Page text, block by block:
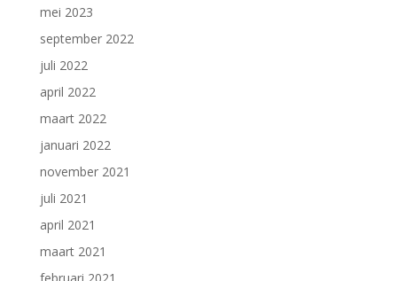
mei 2023
september 2022
juli 2022
april 2022
maart 2022
januari 2022
november 2021
juli 2021
april 2021
maart 2021